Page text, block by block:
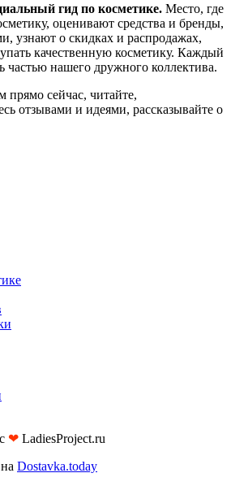
гид по косметике. Место, где
оценивают средства и бренды,
узнают о скидках и распродажах,
качественную косметику. Каждый
нашего дружного коллектива.
прямо сейчас, читайте,
отзывами и идеями, рассказывайте о
❤︎ LadiesProject.ru
Dostavka.today